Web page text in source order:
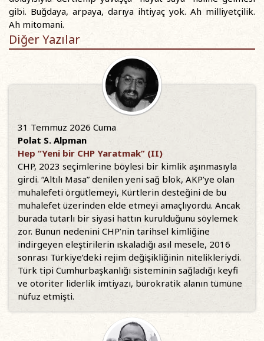
gibi. Buğdaya, arpaya, darıya ihtiyaç yok. Ah milliyetçilik.
Ah mitomani.
Diğer Yazılar
31 Temmuz 2026 Cuma
Polat S. Alpman
Hep “Yeni bir CHP Yaratmak” (II)
CHP, 2023 seçimlerine böylesi bir kimlik aşınmasıyla
girdi. “Altılı Masa” denilen yeni sağ blok, AKP’ye olan
muhalefeti örgütlemeyi, Kürtlerin desteğini de bu
muhalefet üzerinden elde etmeyi amaçlıyordu. Ancak
burada tutarlı bir siyasi hattın kurulduğunu söylemek
zor. Bunun nedenini CHP’nin tarihsel kimliğine
indirgeyen eleştirilerin ıskaladığı asıl mesele, 2016
sonrası Türkiye’deki rejim değişikliğinin nitelikleriydi.
Türk tipi Cumhurbaşkanlığı sisteminin sağladığı keyfi
ve otoriter liderlik imtiyazı, bürokratik alanın tümüne
nüfuz etmişti.